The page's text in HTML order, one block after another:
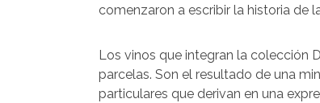
comenzaron a escribir la historia de
Los vinos que integran la colección
parcelas. Son el resultado de una
particulares que derivan en una